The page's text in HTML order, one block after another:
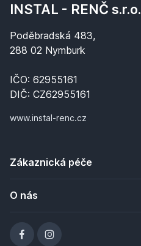
INSTAL - RENČ s.r.o.
Poděbradská 483,
288 02 Nymburk
IČO: 62955161
DIČ: CZ62955161
www.instal-renc.cz
Zákaznická péče
O nás